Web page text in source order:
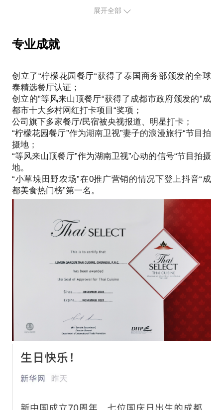
《女儿们的恋爱》等多个顶流娱乐节目。
4.”等风来山顶餐厅”获得了成都市政府颁发的乡村振兴
项。
6.柠檬花园餐厅获得了泰国官方“全球泰精选”餐厅认
证。
7.众多十万加自媒体文章报道。
过往经历：
1. 创业之初，我也是一个没钱没资源没经验的“三
无”小镇青年，深知创业路上最容易掉的大坑小坑（别
问我怎么知道的）。
2. 科班律师出身的背景，具有较强的框架思维能力和
法律专业知识，我更懂得把实践所得经验逻辑化、体
系化，同时也能为初创公司的股权架构和规避法律风
和闺蜜这么多年一路同行至今，成功创业的一个重要
3. 我是一个30+女性，是一个3岁男孩的妈妈，在家庭
中主要由我承担教育孩子的责任，妈妈这个身份角色
让我对女性在工作和创业过程中的真实需求和困境，
以及优势都多一份洞察。
4. 我爱好广泛乐于尝鲜，我爱好阅读和写作，开设个
5. 我曾多次作为创业导师被邀请至言几又、民宿协会
等进行讲课分享，并曾系统梳理经验，并开班授课“如
何开一家赚钱的小店”，大获好评，曾成功帮助身边人
实现情怀的落地，开出理想中的店。
我擅长的领域如下：
1.开店的产品定位策略；
3.开店的筹备过程指导；
展开全部
专业成就
创立了“柠檬花园餐厅“获得了泰国商务部颁发的全球
泰精选餐厅认证；
创立的”等风来山顶餐厅“获得了成都市政府颁发的”成
都市十大乡村网红打卡项目“奖项；
公司旗下多家餐厅/民宿被央视报道、明星打卡；
“柠檬花园餐厅”作为湖南卫视”妻子的浪漫旅行“节目拍
摄地；
“等风来山顶餐厅”作为湖南卫视”心动的信号“节目拍摄
地。
“小草垛田野农场”在0推广营销的情况下登上抖音“成